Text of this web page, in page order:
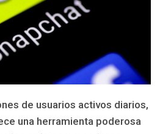
de usuarios activos diarios,
una herramienta poderosa